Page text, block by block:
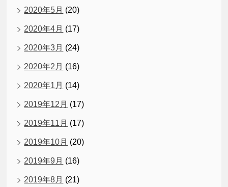
2020年5月 (20)
2020年4月 (17)
2020年3月 (24)
2020年2月 (16)
2020年1月 (14)
2019年12月 (17)
2019年11月 (17)
2019年10月 (20)
2019年9月 (16)
2019年8月 (21)